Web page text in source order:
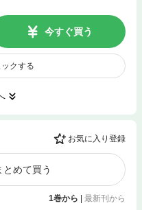
今すぐ買う
クする
お気に入り登録
めて買う
1巻から | 最新刊から